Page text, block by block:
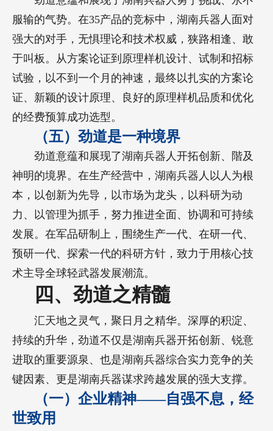
服输的气势。在35产品的竞标中，湖南兵器人面对
强大的对手，无惧理论和技术权威，狭路相逢、敢
于叫板。从方案论证到原理样机设计、试制和招标
试验，以不到一个月的神速，最终以扎实的方案论
证、新颖的设计原理、良好的原理样机品质和优化
的经费预算成功选型。
（五）劲道是一种境界
劲道意蕴和展现了湖南兵器人开拓创新、階及
神明的境界。在生产经营中，湖南兵器人以人为根
本，以创新为先导，以市场为龙头，以科研为动
力、以管理为抓手，努力推进全面、协调和可持续
发展。在军品研制上，围绕生产一代、在研一代、
预研一代、探索一代的科研方针，致力于用核心技
术主导全球轻武器发展潮流。
四、劲道之精髓
汇天地之灵气，聚日月之精华。深厚的积淀、
持续的升华，劲道不仅是湖南兵器开拓创新、锐意
进取的重要源泉、也是湖南兵器综合实力竞争的关
键因素、更是湖南兵器谋求跨越发展的强大支撑。
（一）企业精神——自强不息，经
世致用